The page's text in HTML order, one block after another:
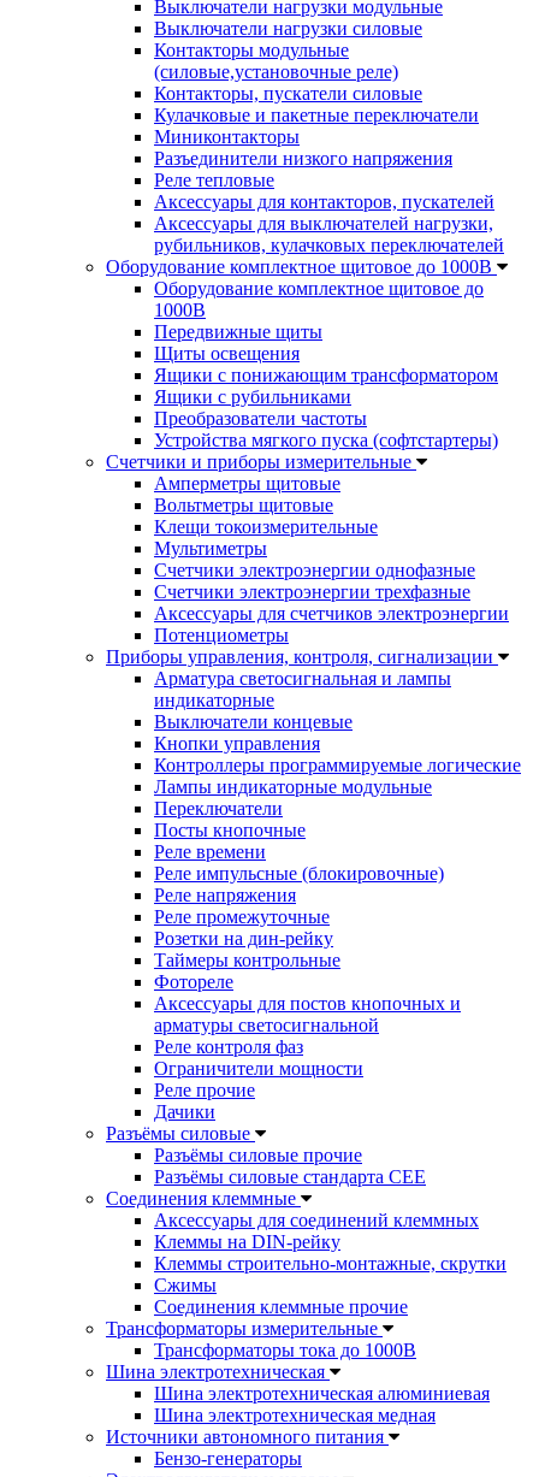
Выключатели нагрузки модульные
Выключатели нагрузки силовые
Контакторы модульные
(силовые,установочные реле)
Контакторы, пускатели силовые
Кулачковые и пакетные переключатели
Миниконтакторы
Разъединители низкого напряжения
Реле тепловые
Аксессуары для контакторов, пускателей
Аксессуары для выключателей нагрузки,
рубильников, кулачковых переключателей
Оборудование комплектное щитовое до 1000В
Оборудование комплектное щитовое до
1000В
Передвижные щиты
Щиты освещения
Ящики с понижающим трансформатором
Ящики с рубильниками
Преобразователи частоты
Устройства мягкого пуска (софтстартеры)
Счетчики и приборы измерительные
Амперметры щитовые
Вольтметры щитовые
Клещи токоизмерительные
Мультиметры
Счетчики электроэнергии однофазные
Счетчики электроэнергии трехфазные
Аксессуары для счетчиков электроэнергии
Потенциометры
Приборы управления, контроля, сигнализации
Арматура светосигнальная и лампы
индикаторные
Выключатели концевые
Кнопки управления
Контроллеры программируемые логические
Лампы индикаторные модульные
Переключатели
Посты кнопочные
Реле времени
Реле импульсные (блокировочные)
Реле напряжения
Реле промежуточные
Розетки на дин-рейку
Таймеры контрольные
Фотореле
Аксессуары для постов кнопочных и
арматуры светосигнальной
Реле контроля фаз
Ограничители мощности
Реле прочие
Дачики
Разъёмы силовые
Разъёмы силовые прочие
Разъёмы силовые стандарта CEE
Соединения клеммные
Аксессуары для соединений клеммных
Клеммы на DIN-рейку
Клеммы строительно-монтажные, скрутки
Сжимы
Соединения клеммные прочие
Трансформаторы измерительные
Трансформаторы тока до 1000В
Шина электротехническая
Шина электротехническая алюминиевая
Шина электротехническая медная
Источники автономного питания
Бензо-генераторы